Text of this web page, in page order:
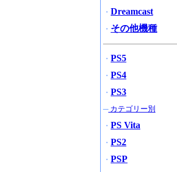
・ Dreamcast
・ その他機種
・ PS5
・ PS4
・ PS3
─カテゴリー別
・ PS Vita
・ PS2
・ PSP